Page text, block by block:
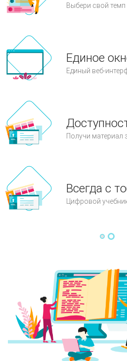
Выбери свой темп
Единое
Единый веб-
Получи материал
Всегда с
Цифровой